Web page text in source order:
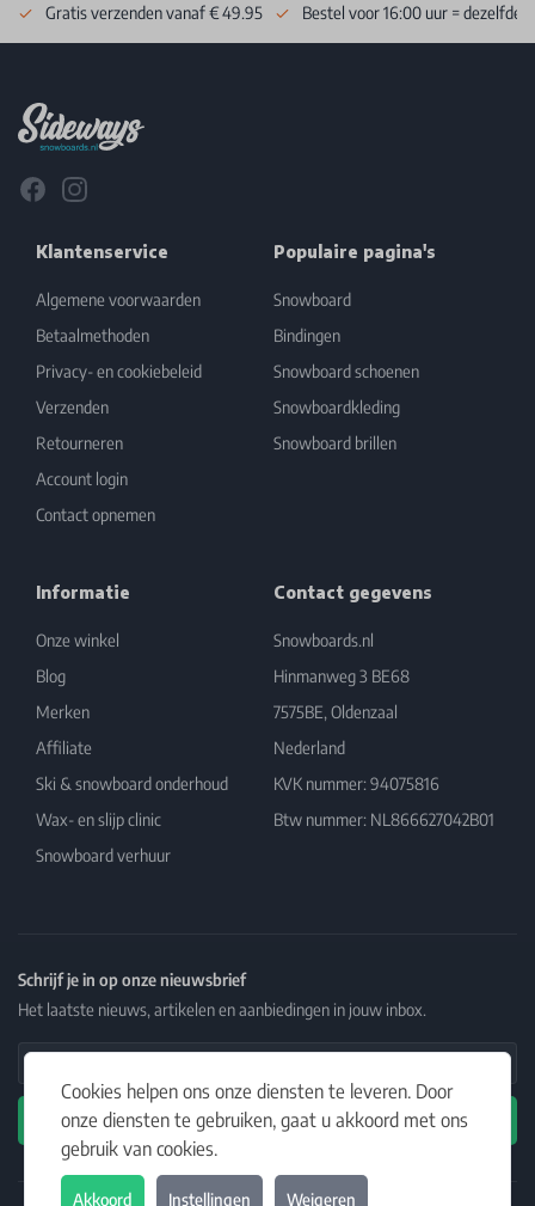
Cookies helpen ons onze diensten te leveren. Door
onze diensten te gebruiken, gaat u akkoord met ons
gebruik van cookies.
Akkoord Instellingen Weigeren
Gratis verzenden vanaf € 49.95 Bestel voor 16:00 uur = dezelfde
FacebookInstagram
Klantenservice
Algemene voorwaarden
Betaalmethoden
Privacy- en cookiebeleid
Verzenden
Retourneren
Account login
Contact opnemen
Populaire pagina's
Snowboard
Bindingen
Snowboard schoenen
Snowboardkleding
Snowboard brillen
Informatie
Onze winkel
Blog
Merken
Affiliate
Ski & snowboard onderhoud
Wax- en slijp clinic
Snowboard verhuur
Contact gegevens
Snowboards.nl
Hinmanweg 3 BE68
7575BE, Oldenzaal
Nederland
KVK nummer: 94075816
Btw nummer: NL866627042B01
Schrijf je in op onze nieuwsbrief
Het laatste nieuws, artikelen en aanbiedingen in jouw inbox.
Email Address
Abonneren